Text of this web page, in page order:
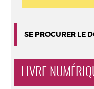
SE PROCURER LE
LIVRE